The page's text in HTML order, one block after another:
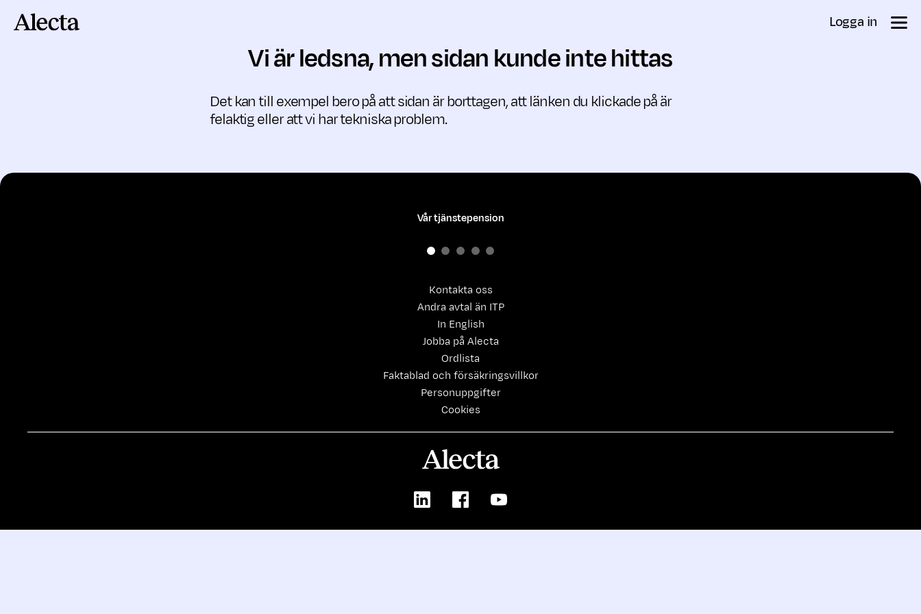
Logga in
Vi är ledsna, men sidan kunde inte hittas
Det kan till exempel bero på att sidan är borttagen, att länken du klickade på är
felaktig eller att vi har tekniska problem.
Kontakta oss
Andra avtal än ITP
In English
Jobba på Alecta
Ordlista
Faktablad och försäkringsvillkor
Personuppgifter
Cookies
Vår tjänstepension
LinkedIn FacebookYoutube
Alecta